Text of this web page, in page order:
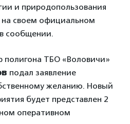
и природопользования
своем официальном
сообщении.
полигона ТБО «Воловичи»
подал заявление
желанию. Новый
будет представлен 2
оперативном